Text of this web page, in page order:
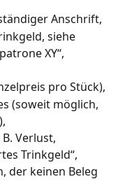
Anschrift,
siehe
XY“,
pro Stück),
(soweit möglich,
Verlust,
Trinkgeld“,
der keinen Beleg